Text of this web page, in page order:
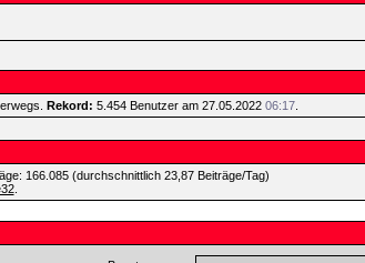
Rekord: 5.454 Benutzer am 27.05.2022 06:17.
166.085 (durchschnittlich 23,87 Beiträge/Tag)
.